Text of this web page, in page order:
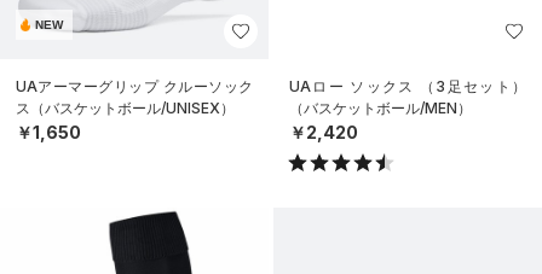
NEW
UAアーマーグリップ クルーソック
ス（バスケットボール/UNISEX）
￥1,650
UAロー ソックス （3足セット）
（バスケットボール/MEN）
￥2,420